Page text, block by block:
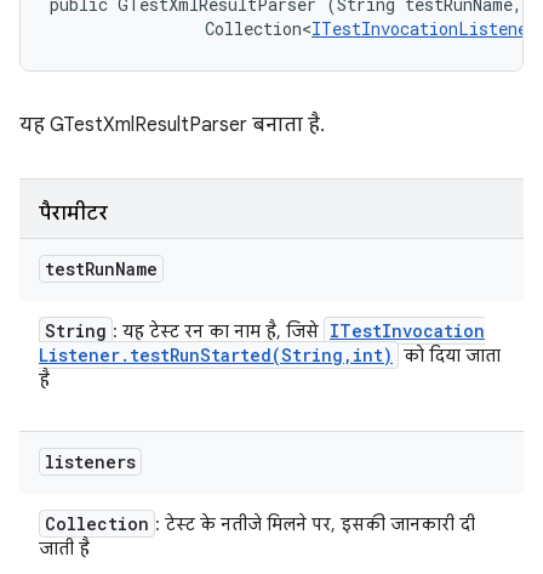
                Collection<
ITestInvocationListener
यह GTestXmlResultParser बनाता है.
पैरामीटर
testRunName
String : यह टेस्ट रन का नाम है, जिसे ITestInvocation
Listener. testRunStarted(String , int)
को दिया जाता
है
listeners
Collection : टेस्ट के नतीजे मिलने पर, इसकी जानकारी दी
जाती है